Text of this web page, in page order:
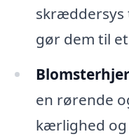
skræddersys
gør dem til
en rørende
kærlighed og